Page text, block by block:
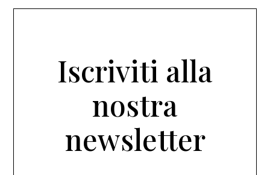
Iscriviti alla
nostra
newsletter